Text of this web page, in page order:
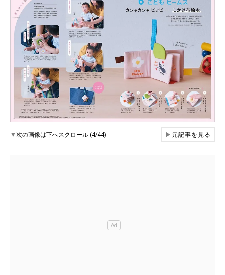
▼次の画像は下へスクロール (4/44) ▶元記事を見る